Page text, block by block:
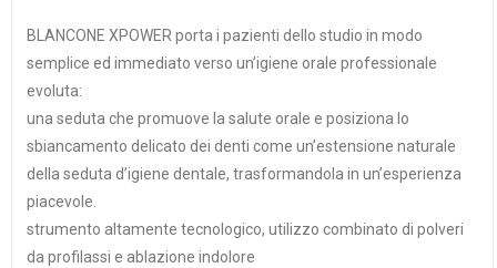
BLANCONE XPOWER porta i pazienti dello studio in modo
semplice ed immediato verso un’igiene orale professionale
evoluta:
una seduta che promuove la salute orale e posiziona lo
sbiancamento delicato dei denti come un’estensione naturale
della seduta d’igiene dentale, trasformandola in un’esperienza
piacevole.
strumento altamente tecnologico, utilizzo combinato di polveri
da profilassi e ablazione indolore